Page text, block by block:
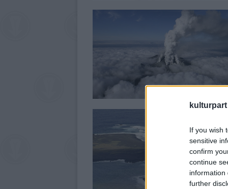
kulturpart
If you wish
sensitive
confirm
continue
information
further